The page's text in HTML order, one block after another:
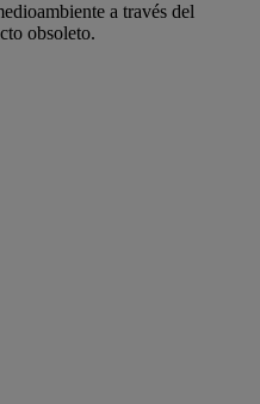
a través del
obsoleto.